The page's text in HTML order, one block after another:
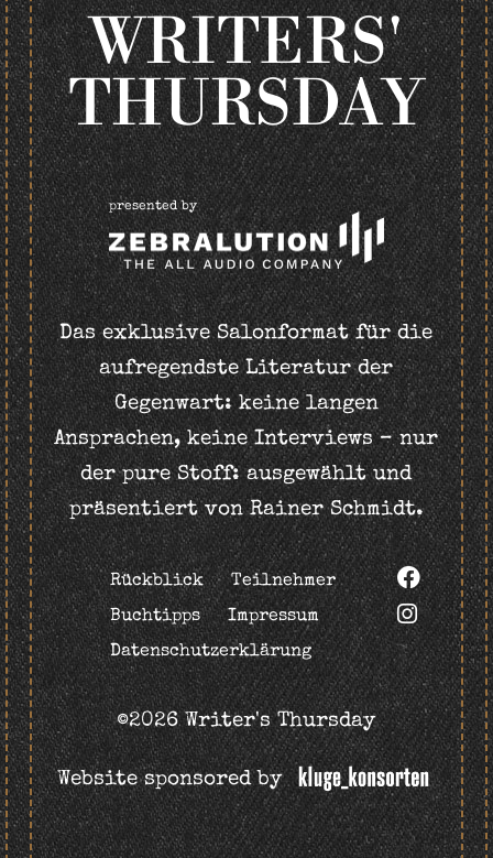
WRITERS'
THURSDAY
presented by
Das exklusive Salonformat für die
aufregendste Literatur der
Gegenwart: keine langen
Ansprachen, keine Interviews – nur
der pure Stoff: ausgewählt und
präsentiert von Rainer Schmidt.
Rückblick
Teilnehmer
Buchtipps
Impressum
Datenschutzerklärung
©2026 Writer's Thursday
Website sponsored by